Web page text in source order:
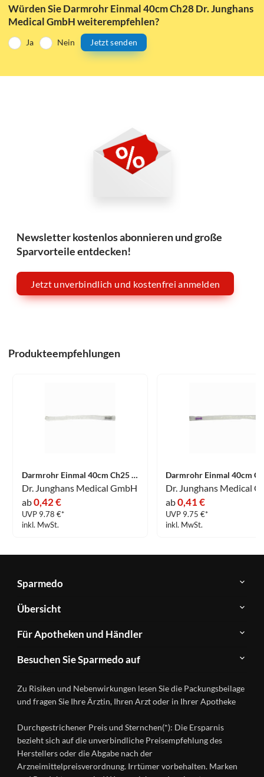
Würden Sie Darmrohr Einmal 40cm Ch28 Dr. Junghans
Medical GmbH weiterempfehlen?
Ja Nein Jetzt senden
Newsletter kostenlos abonnieren und große
Sparvorteile entdecken!
Jetzt unverbindlich und kostenfrei anmelden
Produkteempfehlungen
Darmrohr Einmal 40cm Ch25 1 Stück
Dr. Junghans Medical GmbH
ab0,42 €
UVP 9.78 €*
inkl. MwSt.
Dr. Junghans Medical
ab0,41 €
UVP 9.75 €*
inkl. MwSt.
Sparmedo
Über
Sparmedo
FAQ
Kontakt
Datenschutz
Nutzungsbedingungen
Übersicht
Herstellerverzeichnis
Produkte
A-
Ratgeber
Wirkstoffe
Gesundheitsmagazin
Für Apotheken und Händler
&
Händlerlogin
Besuchen Sie Sparmedo auf
Instagram
Zu Risiken und Nebenwirkungen lesen Sie die Packungsbeilage
und fragen Sie Ihre Ärztin, Ihren Arzt oder in Ihrer Apotheke
Durchgestrichener Preis und Sternchen(*): Die Ersparnis
bezieht sich auf die unverbindliche Preisempfehlung des
Herstellers oder die Abgabe nach der
Arzneimittelpreisverordnung. Irrtümer vorbehalten. Marken